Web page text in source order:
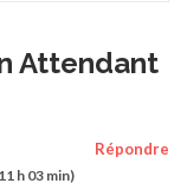
Attendant
h 03 min)
Répondre